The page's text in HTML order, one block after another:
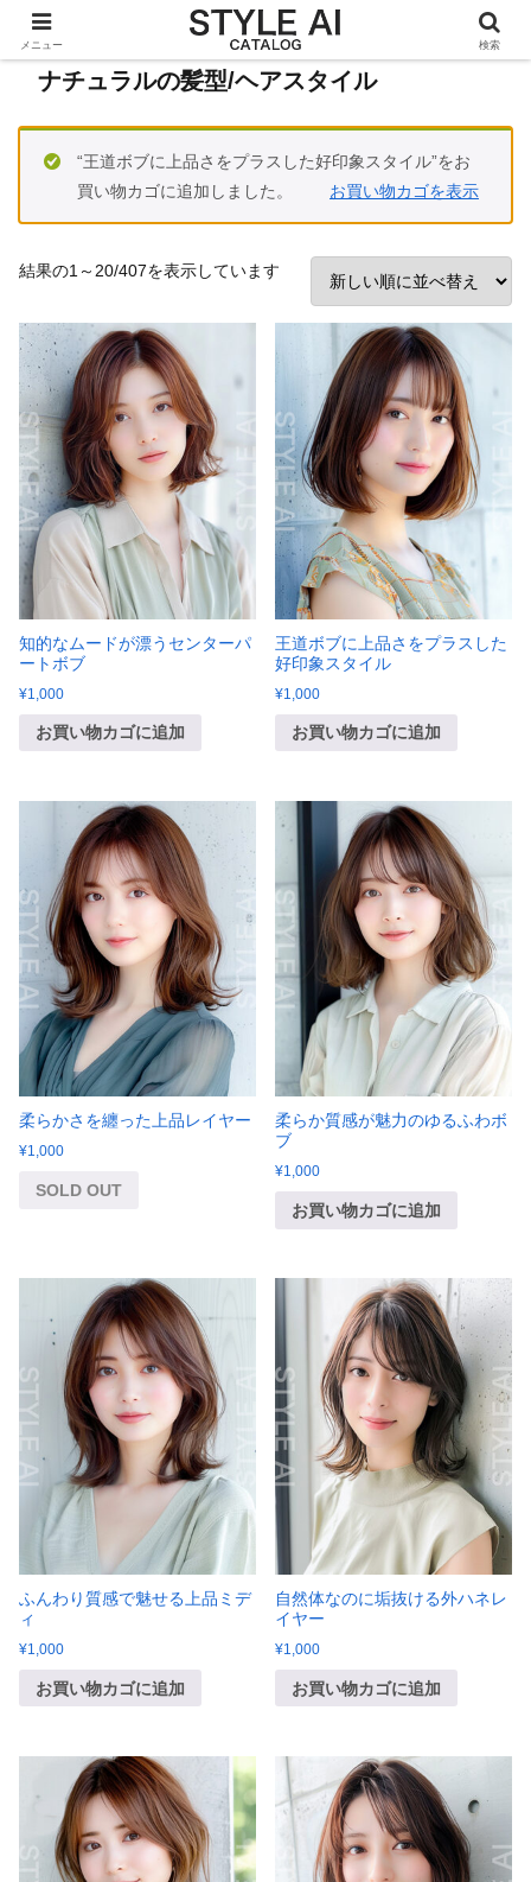
ナチュラルの髪型/ヘアスタイル
“王道ボブに上品さをプラスした好印象スタイル”をお
買い物カゴに追加しました。
お買い物カゴを表示
結果の1～20/407を表示しています
い
順
知的なムードが漂うセンターパ
ートボブ
¥1,000
お買い物カゴに追加
王道ボブに上品さをプラスした
好印象スタイル
¥1,000
お買い物カゴに追加
柔らかさを纏った上品レイヤー
¥1,000
SOLD OUT
柔らか質感が魅力のゆるふわボ
ブ
¥1,000
お買い物カゴに追加
ふんわり質感で魅せる上品ミデ
ィ
¥1,000
お買い物カゴに追加
自然体なのに垢抜ける外ハネレ
イヤー
¥1,000
お買い物カゴに追加
メニュー 検索